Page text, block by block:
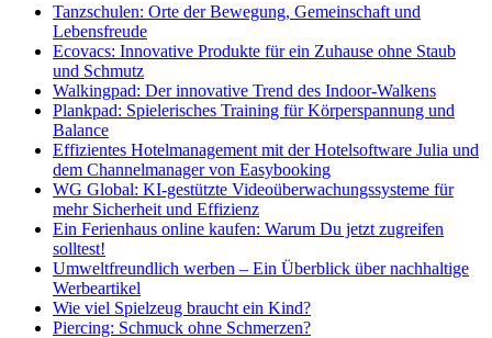
Tanzschulen: Orte der Bewegung, Gemeinschaft und
Lebensfreude
Ecovacs: Innovative Produkte für ein Zuhause ohne Staub
und Schmutz
Walkingpad: Der innovative Trend des Indoor-Walkens
Plankpad: Spielerisches Training für Körperspannung und
Balance
Effizientes Hotelmanagement mit der Hotelsoftware Julia und
dem Channelmanager von Easybooking
WG Global: KI-gestützte Videoüberwachungssysteme für
mehr Sicherheit und Effizienz
Ein Ferienhaus online kaufen: Warum Du jetzt zugreifen
solltest!
Umweltfreundlich werben – Ein Überblick über nachhaltige
Werbeartikel
Wie viel Spielzeug braucht ein Kind?
Piercing: Schmuck ohne Schmerzen?